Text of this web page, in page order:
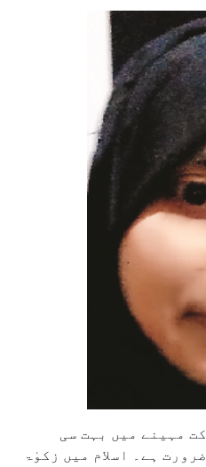
مہینے میں بہت سی
ہے۔ اسلام میں زکوٰۃ